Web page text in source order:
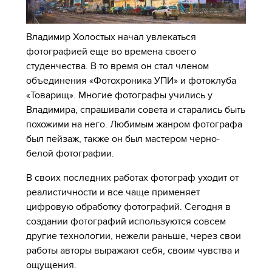
Владимир Холостых начал увлекаться
фотографией еще во времена своего
студенчества. В то время он стал членом
объединения «Фотохроника УПИ» и фотоклуба
«Товарищ». Многие фотографы учились у
Владимира, спрашивали совета и старались быть
похожими на него. Любимым жанром фотографа
был пейзаж, также он был мастером черно-
белой фотографии.
В своих последних работах фотограф уходит от
реалистичности и все чаще применяет
цифровую обработку фотографий. Сегодня в
создании фотографий используются совсем
другие технологии, нежели раньше, через свои
работы авторы выражают себя, своим чувства и
ощущения.